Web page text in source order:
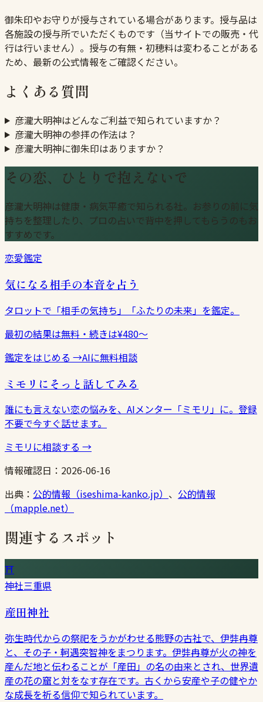
御朱印やお守りが授与されている場合があります。授与品は
各施設の授与所でいただくものです（当サイトでの販売・代
行は行いません）。授与の有無・初穂料は変わることがある
ため、最新の公式情報をご確認ください。
よくある質問
彦瀧大明神はどんなご利益で知られていますか？
彦瀧大明神の参拝の作法は？
彦瀧大明神に御朱印はありますか？
その恋、ひとりで抱えないで
彦瀧大明神は健康・病気平癒で知られる社。お参りの前に気
持ちを整理したり、プロの占いで背中を押してもらうのもお
すすめです。
恋愛鑑定
気になる相手の本音を占う
タロットで「相手の気持ち」「ふたりの未来」を鑑定。
最初の結果は無料・続きは¥480〜
鑑定をはじめる →AIに無料相談
ミモリにそっと話してみる
誰にも言えない恋の悩みを、AIメンター「ミモリ」に。登録
不要で今すぐ話せます。
ミモリに相談する →
情報確認日： 2026-06-16
出典： 公的情報（iseshima-kanko.jp） 、 公的情報
（mapple.net）
関連するスポット
⛩
神社三重県
産田神社
弥生時代からの祭祀をうかがわせる熊野の古社で、伊弉冉尊
と、その子・軻遇突智神をまつります。伊弉冉尊が火の神を
産んだ地と伝わることが「産田」の名の由来とされ、世界遺
産の花の窟と対をなす存在です。古くから安産や子の健やか
な成長を祈る信仰で知られています。